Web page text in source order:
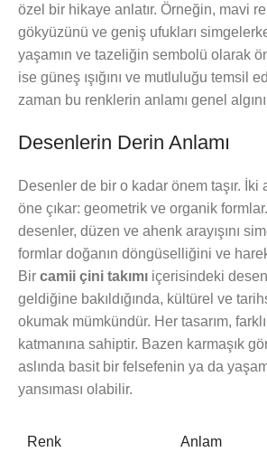
özel bir hikaye anlatır. Örneğin, mavi
gökyüzünü ve geniş ufukları
yaşamın ve tazeliğin sembolü olarak
ise güneş ışığını ve mutluluğu temsil
zaman bu renklerin anlamı genel
Desenlerin Derin Anlamı
Desenler de bir o kadar önem taşır. İki
öne çıkar: geometrik ve organik
desenler, düzen ve ahenk arayışını
formlar doğanın döngüselliğini ve
Bir camii çini takımı içerisindeki
geldiğine bakıldığında, kültürel ve
okumak mümkündür. Her tasarım,
katmanına sahiptir. Bazen karmaşık
aslında basit bir felsefenin ya da
yansıması olabilir.
Renk Anlam